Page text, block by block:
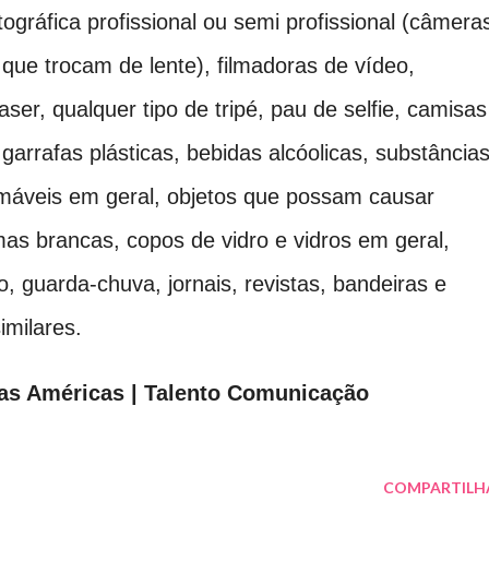
profissional ou semi profissional
trocam de lente), filmadoras de vídeo,
qualquer tipo de tripé, pau de selfie, camisas
plásticas, bebidas alcóolicas, substâncias
em geral, objetos que possam causar
brancas, copos de vidro e vidros em geral,
guarda-chuva, jornais, revistas, bandeiras e
Américas | Talento Comunicação